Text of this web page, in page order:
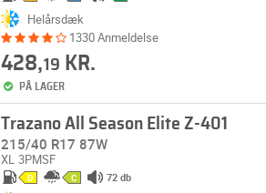
Helårsdæk
1330 Anmeldelse
428,19 KR.
PÅ LAGER
Trazano All Season Elite Z-401
215/40 R17 87W
XL 3PMSF
D C 72 db